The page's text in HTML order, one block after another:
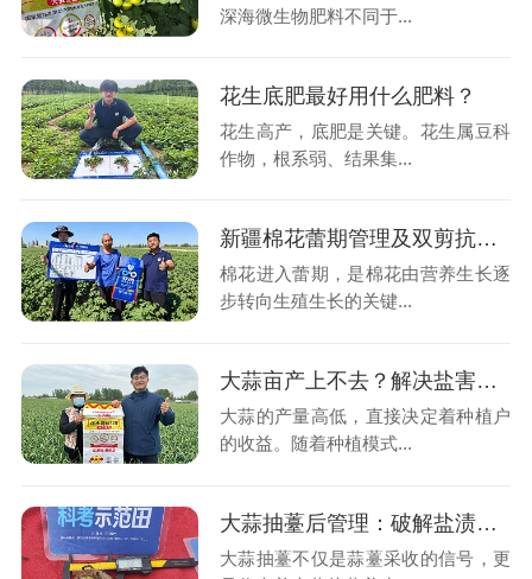
深海微生物肥料不同于...
花生底肥最好用什么肥料？
花生高产，底肥是关键。花生属豆科
作物，根系弱、结果集...
新疆棉花蕾期管理及双剪抗盐生根菌应用
棉花进入蕾期，是棉花由营养生长逐
步转向生殖生长的关键...
大蒜亩产上不去？解决盐害轻松增产
大蒜的产量高低，直接决定着种植户
的收益。随着种植模式...
大蒜抽薹后管理：破解盐渍化困局，守护产量
大蒜抽薹不仅是蒜薹采收的信号，更